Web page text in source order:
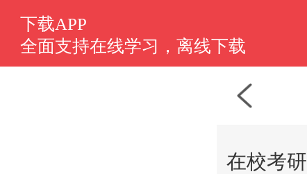
在校考研
下载APP
全面支持在线学习，离线下载